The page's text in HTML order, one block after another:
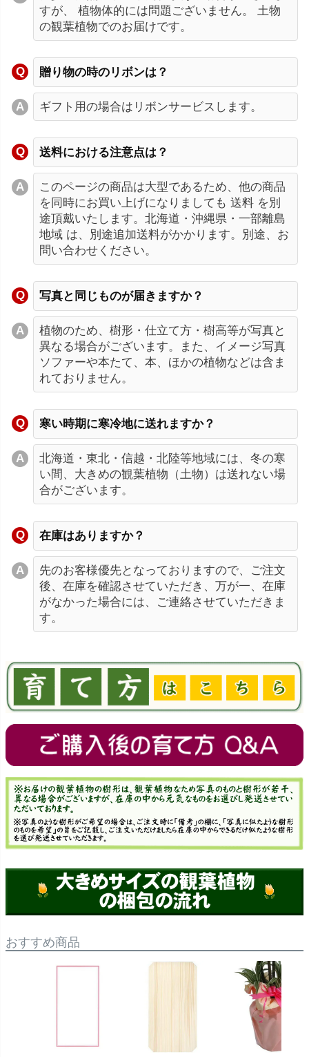
すが、 植物体的には問題ございません。 土物
の観葉植物でのお届けです。
贈り物の時のリボンは？
ギフト用の場合はリボンサービスします。
送料における注意点は？
このページの商品は大型であるため、他の商品
を同時にお買い上げになりましても 送料 を別
途頂戴いたします。北海道・沖縄県・一部離島
地域 は、別途追加送料がかかります。別途、お
問い合わせください。
写真と同じものが届きますか？
植物のため、樹形・仕立て方・樹高等が写真と
異なる場合がございます。また、イメージ写真
ソファーや本たて、本、ほかの植物などは含ま
れておりません。
寒い時期に寒冷地に送れますか？
北海道・東北・信越・北陸等地域には、冬の寒
い間、大きめの観葉植物（土物）は送れない場
合がございます。
在庫はありますか？
先のお客様優先となっておりますので、ご注文
後、在庫を確認させていただき、万が一、在庫
がなかった場合には、ご連絡させていただきま
す。
おすすめ商品